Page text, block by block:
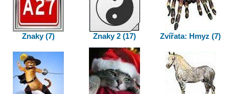
Znaky (7) Znaky 2 (17) Zvířata: Hmyz (7)